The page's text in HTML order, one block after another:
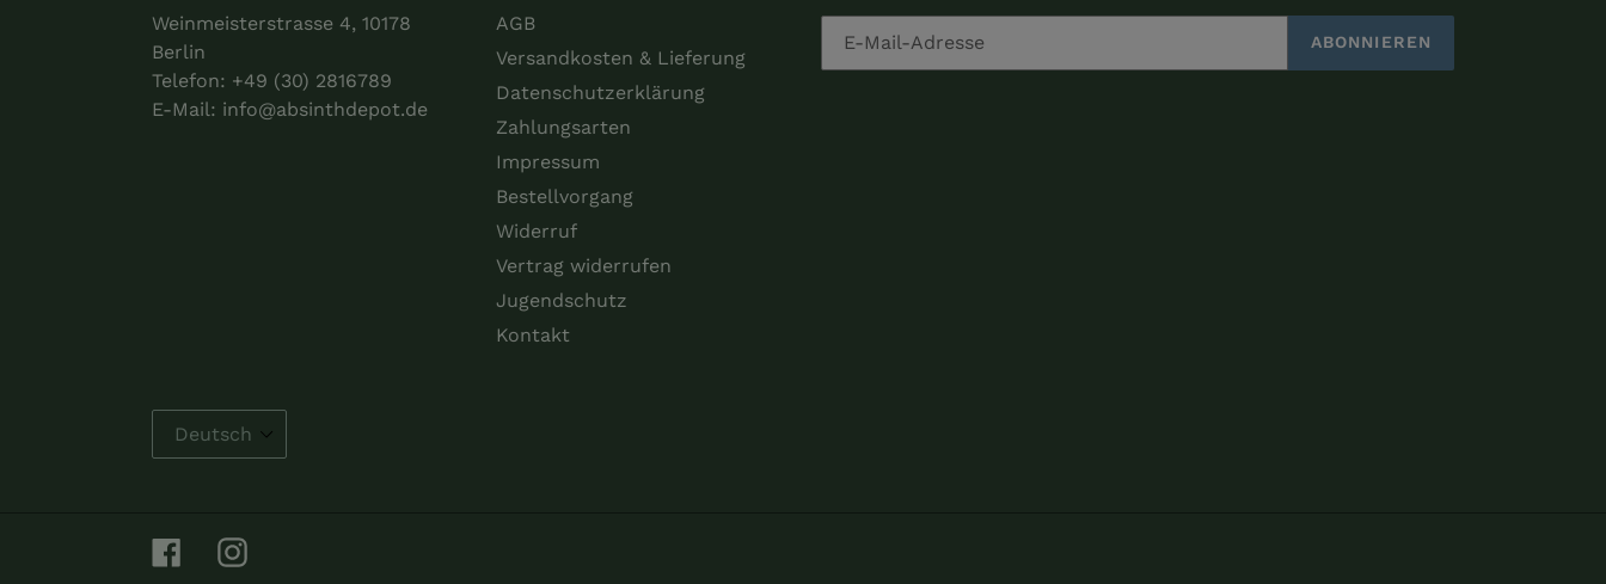
Weinmeisterstrasse 4, 10178
Berlin
Telefon: +49 (30) 2816789
E-Mail: info@absinthdepot.de
AGB
Versandkosten & Lieferung
Datenschutzerklärung
Zahlungsarten
Impressum
Bestellvorgang
Widerruf
Vertrag widerrufen
Jugendschutz
Kontakt
ABONNIEREN
FacebookInstagram